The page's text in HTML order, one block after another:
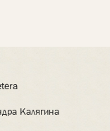
Калягина